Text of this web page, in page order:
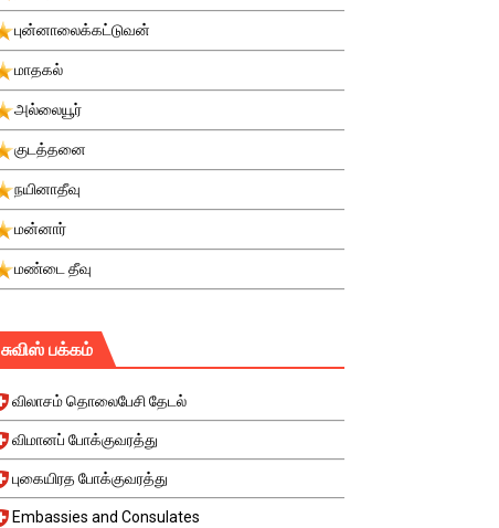
புன்னாலைக்கட்டுவன்
மாதகல்
அல்லையூர்
குடத்தனை
நயினாதீவு
மன்னார்
மண்டை தீவு
சுவிஸ் பக்கம்
விலாசம் தொலைபேசி தேடல்
விமானப் போக்குவரத்து
புகையிரத போக்குவரத்து
Embassies and Consulates